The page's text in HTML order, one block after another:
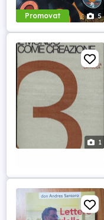
Promovat 5
1